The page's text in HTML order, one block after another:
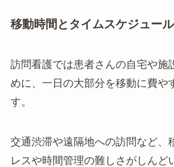
移動時間とタイムスケジュール
訪問看護では患者さんの自宅や施
めに、一日の大部分を移動に費や
す。
交通渋滞や遠隔地への訪問など、
レスや時間管理の難しさがしんど